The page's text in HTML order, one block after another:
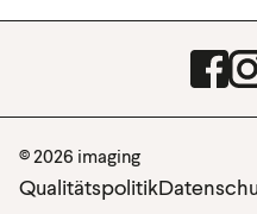
© 2026 imaging
Qualitätspolitik